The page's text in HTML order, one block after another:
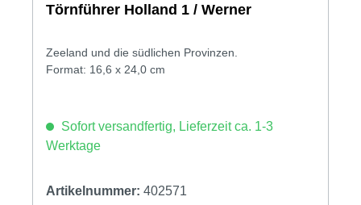
Törnführer Holland 1 / Werner
Zeeland und die südlichen Provinzen.
Format: 16,6 x 24,0 cm
Sofort versandfertig, Lieferzeit ca. 1-3
Werktage
Artikelnummer: 402571